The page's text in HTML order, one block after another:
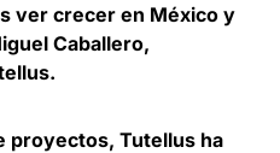
ver crecer en México y
Caballero,
.
proyectos, Tutellus ha